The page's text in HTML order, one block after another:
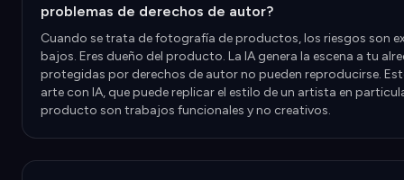
problemas de derechos de autor?
Cuando se trata de fotografía de productos, los riesgos son
bajos. Eres dueño del producto. La IA genera la escena a tu
protegidas por derechos de autor no pueden reproducirse.
arte con IA, que puede replicar el estilo de un artista en
producto son trabajos funcionales y no creativos.